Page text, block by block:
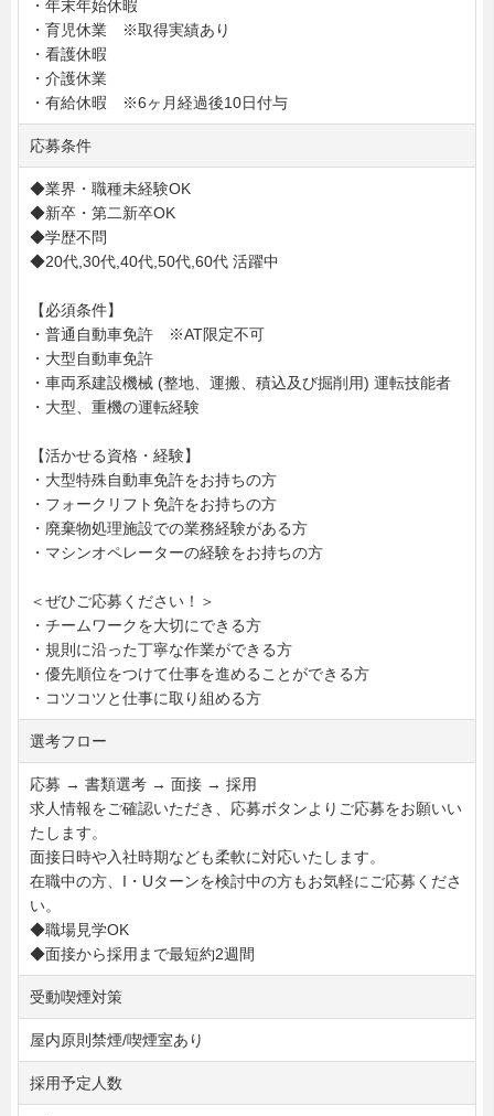
・年末年始休暇
・育児休業 ※取得実績あり
・看護休暇
・介護休業
・有給休暇 ※6ヶ月経過後10日付与
応募条件
◆業界・職種未経験OK
◆新卒・第二新卒OK
◆学歴不問
◆20代,30代,40代,50代,60代 活躍中
【必須条件】
・普通自動車免許 ※AT限定不可
・大型自動車免許
・車両系建設機械 (整地、運搬、積込及び掘削用) 運転技能者
・大型、重機の運転経験
【活かせる資格・経験】
・大型特殊自動車免許をお持ちの方
・フォークリフト免許をお持ちの方
・廃棄物処理施設での業務経験がある方
・マシンオペレーターの経験をお持ちの方
＜ぜひご応募ください！＞
・チームワークを大切にできる方
・規則に沿った丁寧な作業ができる方
・優先順位をつけて仕事を進めることができる方
・コツコツと仕事に取り組める方
選考フロー
応募 → 書類選考 → 面接 → 採用
求人情報をご確認いただき、応募ボタンよりご応募をお願いい
たします。
面接日時や入社時期なども柔軟に対応いたします。
在職中の方、I・Uターンを検討中の方もお気軽にご応募くださ
い。
◆職場見学OK
◆面接から採用まで最短約2週間
受動喫煙対策
屋内原則禁煙/喫煙室あり
採用予定人数